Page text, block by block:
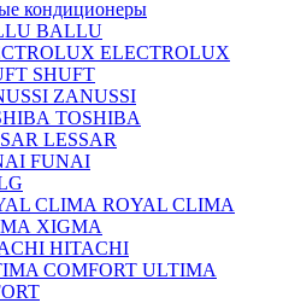
кондиционеры
BALLU
ELECTROLUX
SHUFT
ZANUSSI
TOSHIBA
LESSAR
FUNAI
ROYAL CLIMA
XIGMA
HITACHI
ULTIMA